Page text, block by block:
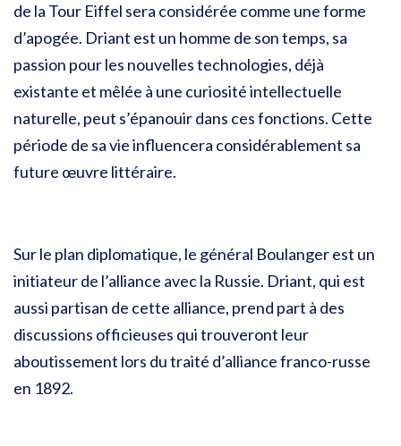
de la Tour Eiffel sera considérée comme une forme
d’apogée. Driant est un homme de son temps, sa
passion pour les nouvelles technologies, déjà
existante et mêlée à une curiosité intellectuelle
naturelle, peut s’épanouir dans ces fonctions. Cette
période de sa vie influencera considérablement sa
future œuvre littéraire.
Sur le plan diplomatique, le général Boulanger est un
initiateur de l’alliance avec la Russie. Driant, qui est
aussi partisan de cette alliance, prend part à des
discussions officieuses qui trouveront leur
aboutissement lors du traité d’alliance franco-russe
en 1892.